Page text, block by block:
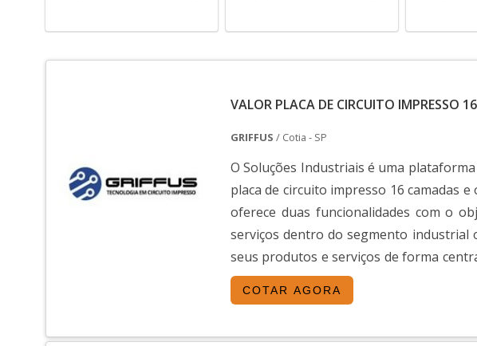
VALOR PLACA DE CIRCUITO IMPRESSO
GRIFFUS / Cotia - SP
O Soluções Industriais é uma
placa de circuito impresso 16 camadas
oferece duas funcionalidades com o
serviços dentro do segmento industrial
seus produtos e serviços de forma
variedade de materiai...
COTAR AGORA